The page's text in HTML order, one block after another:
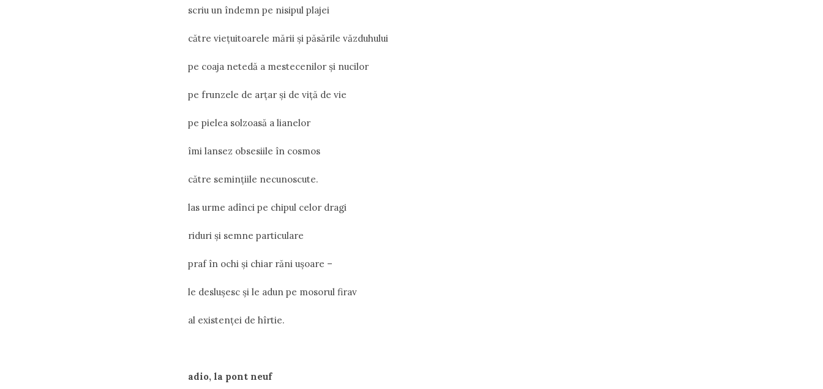
scriu un îndemn pe nisipul plajei
către vieţuitoarele mării şi păsările văzduhului
pe coaja netedă a mestecenilor şi nucilor
pe frunzele de arţar şi de viţă de vie
pe pielea solzoasă a lianelor
îmi lansez obsesiile în cosmos
către seminţiile necunoscute.
las urme adînci pe chipul celor dragi
riduri şi semne particulare
praf în ochi şi chiar răni uşoare –
le desluşesc şi le adun pe mosorul firav
al existenţei de hîrtie.
adio, la pont neuf